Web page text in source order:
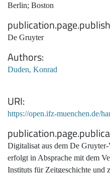
Berlin; Boston
De Gruyter
Authors
Duden, Konrad
URI
https://open.ifz-muenchen.de/
Digitalisat aus dem De
erfolgt in Absprache mit dem
Instituts für Zeitgeschichte und